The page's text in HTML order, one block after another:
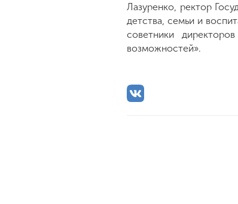
Лазуренко, ректор
детства, семьи и
советники
возможностей».